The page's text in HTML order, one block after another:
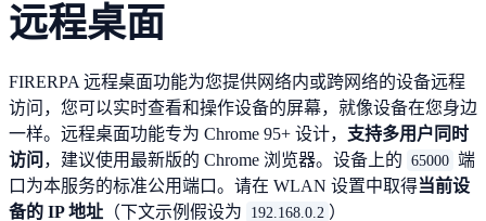
远程桌面
FIRERPA 远程桌面功能为您提供网络内或跨网络的设备远程
访问，您可以实时查看和操作设备的屏幕，就像设备在您身边
一样。远程桌面功能专为 Chrome 95+ 设计， 支持多用户同时
访问 ，建议使用最新版的 Chrome 浏览器。设备上的 65000 端
口为本服务的标准公用端口。请在 WLAN 设置中取得当前设
备的 IP 地址 （下文示例假设为 192.168.0.2 ）